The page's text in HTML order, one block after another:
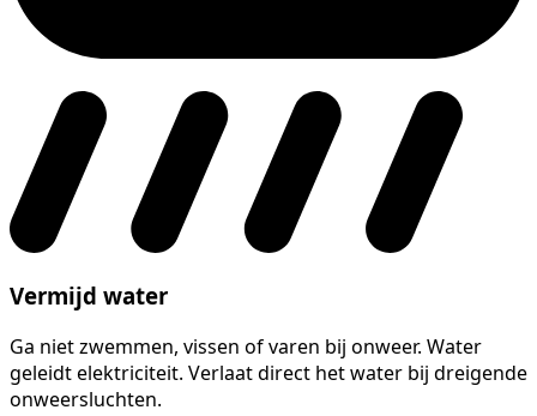
Vermijd water
Ga niet zwemmen, vissen of varen bij onweer. Water
geleidt elektriciteit. Verlaat direct het water bij dreigende
onweersluchten.